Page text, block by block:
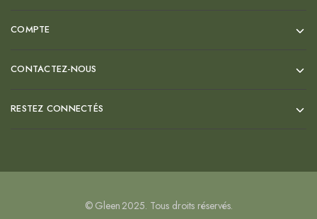
COMPTE
CONTACTEZ-NOUS
RESTEZ CONNECTÉS
© Gleen 2025. Tous droits réservés.